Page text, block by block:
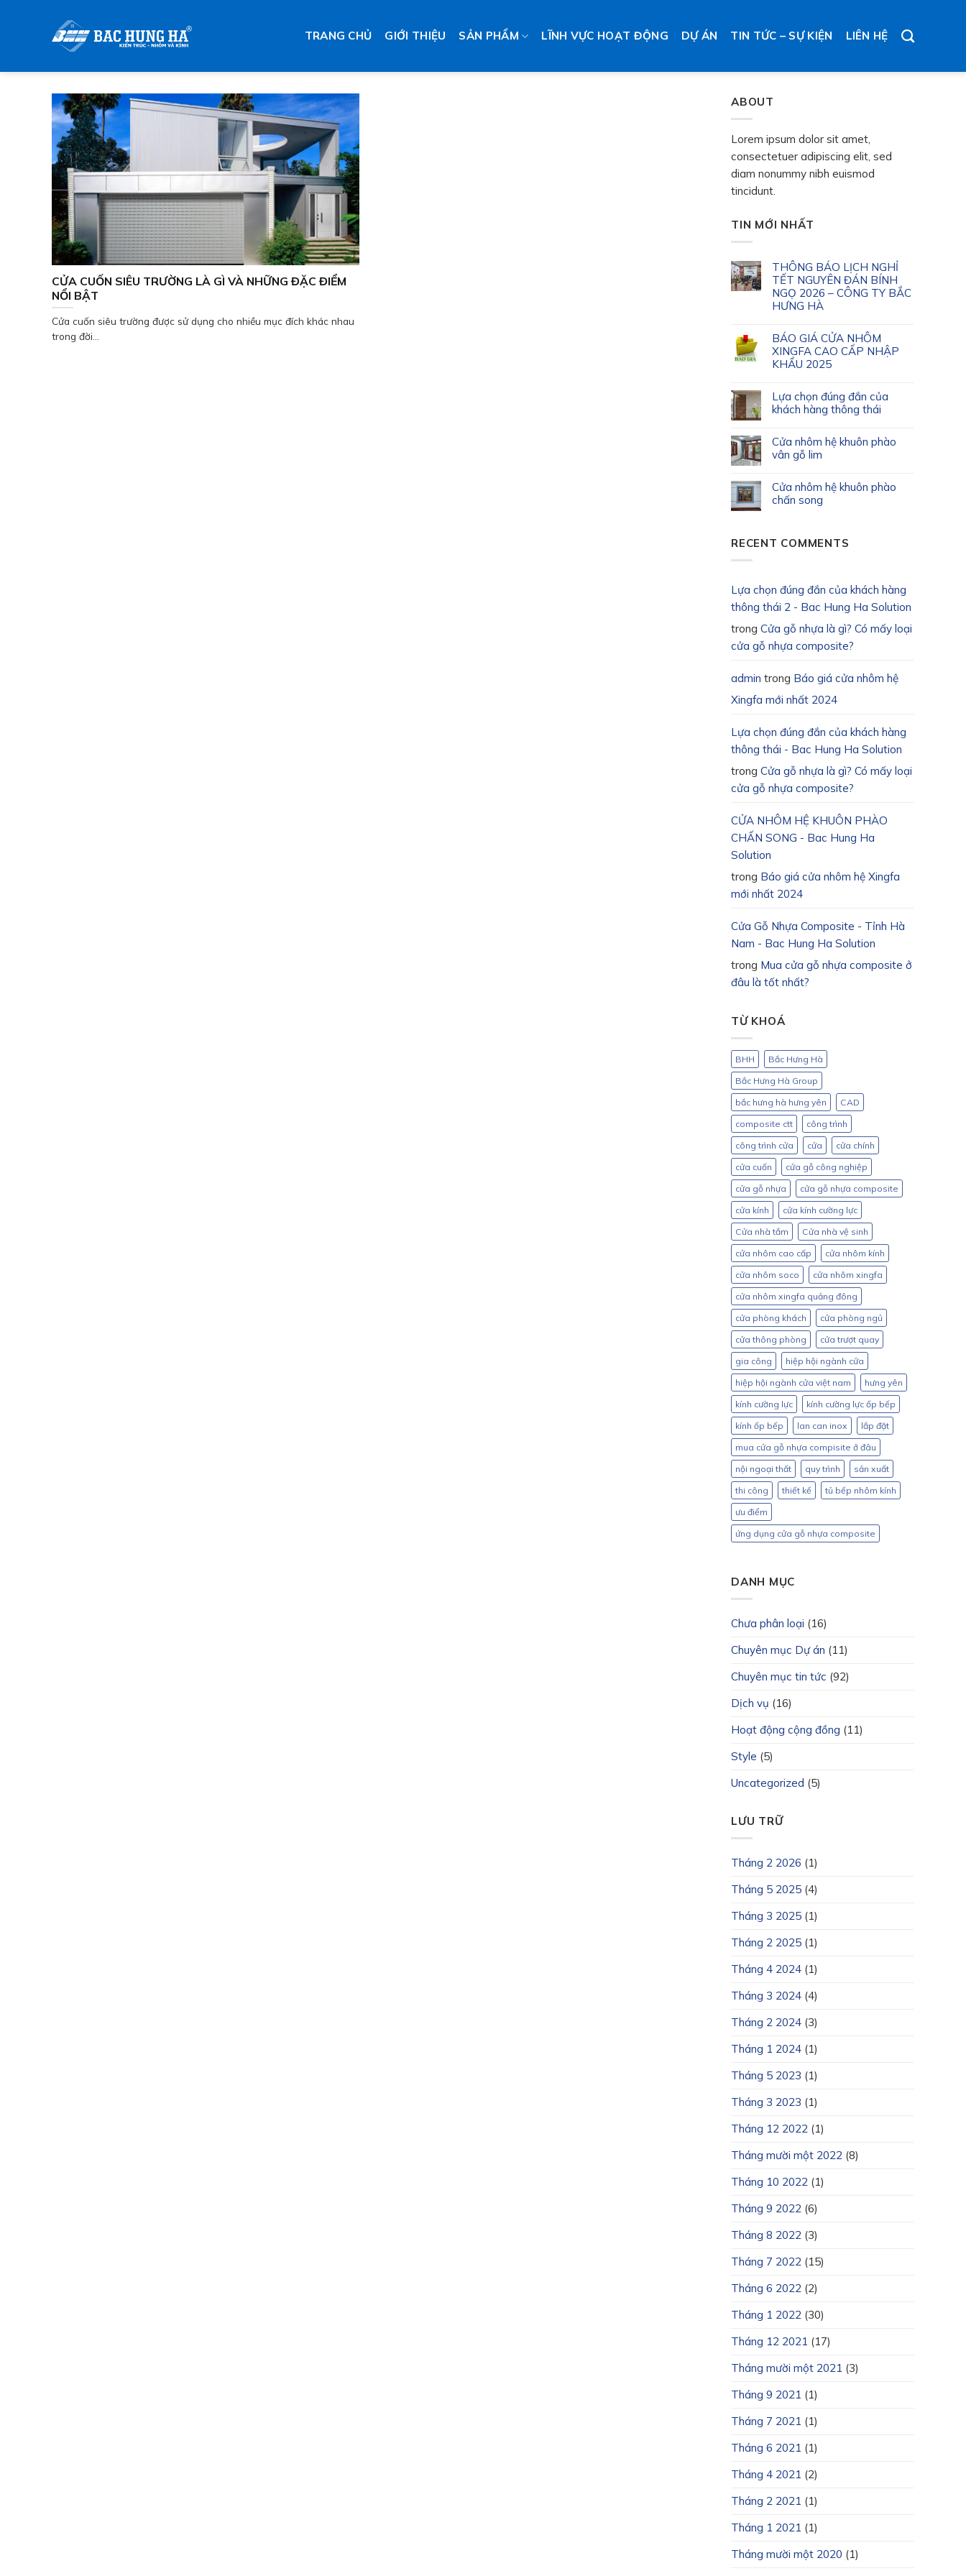
TRANG CHỦ GIỚI THIỆU SẢN PHẨM LĨNH VỰC HOẠT ĐỘNG DỰ ÁN TIN TỨC – SỰ KIỆN LIÊN HỆ
CỬA CUỐN SIÊU TRƯỜNG LÀ GÌ VÀ NHỮNG ĐẶC ĐIỂM
NỔI BẬT
Cửa cuốn siêu trường được sử dụng cho nhiều mục đích khác nhau
trong đời...
ABOUT
Lorem ipsum dolor sit amet,
consectetuer adipiscing elit, sed
diam nonummy nibh euismod
tincidunt.
TIN MỚI NHẤT
THÔNG BÁO LỊCH NGHỈ
TẾT NGUYÊN ĐÁN BÍNH
NGỌ 2026 – CÔNG TY BẮC
HƯNG HÀ
BÁO GIÁ CỬA NHÔM
XINGFA CAO CẤP NHẬP
KHẨU 2025
Lựa chọn đúng đắn của
khách hàng thông thái
Cửa nhôm hệ khuôn phào
vân gỗ lim
Cửa nhôm hệ khuôn phào
chấn song
RECENT COMMENTS
Lựa chọn đúng đắn của khách hàng
thông thái 2 - Bac Hung Ha Solution
trong Cửa gỗ nhựa là gì? Có mấy loại
cửa gỗ nhựa composite?
admin trong Báo giá cửa nhôm hệ
Xingfa mới nhất 2024
Lựa chọn đúng đắn của khách hàng
thông thái - Bac Hung Ha Solution
trong Cửa gỗ nhựa là gì? Có mấy loại
cửa gỗ nhựa composite?
CỬA NHÔM HỆ KHUÔN PHÀO
CHẤN SONG - Bac Hung Ha
Solution
trong Báo giá cửa nhôm hệ Xingfa
mới nhất 2024
Cửa Gỗ Nhựa Composite - Tỉnh Hà
Nam - Bac Hung Ha Solution
trong Mua cửa gỗ nhựa composite ở
đâu là tốt nhất?
TỪ KHOÁ
BHH
Bắc Hưng Hà
Bắc Hưng Hà Group
bắc hưng hà hưng yên
CAD
composite ctt
công trình
công trình cửa
cửa
cửa chính
cửa cuốn
cửa gỗ công nghiệp
cửa gỗ nhựa
cửa gỗ nhựa composite
cửa kính
cửa kính cường lực
Cửa nhà tắm
Cửa nhà vệ sinh
cửa nhôm cao cấp
cửa nhôm kính
cửa nhôm soco
cửa nhôm xingfa
cửa nhôm xingfa quảng đông
cửa phòng khách
cửa phòng ngủ
cửa thông phòng
cửa trượt quay
gia công
hiệp hội ngành cửa
hiệp hội ngành cửa việt nam
hưng yên
kính cường lực
kính cường lực ốp bếp
kính ốp bếp
lan can inox
lắp đặt
mua cửa gỗ nhựa compisite ở đâu
nội ngoại thất
quy trình
sản xuất
thi công
thiết kế
tủ bếp nhôm kính
ưu điểm
ứng dụng cửa gỗ nhựa composite
DANH MỤC
Chưa phân loại (16)
Chuyên mục Dự án (11)
Chuyên mục tin tức (92)
Dịch vụ (16)
Hoạt động cộng đồng (11)
Style (5)
Uncategorized (5)
LƯU TRỮ
Tháng 2 2026 (1)
Tháng 5 2025 (4)
Tháng 3 2025 (1)
Tháng 2 2025 (1)
Tháng 4 2024 (1)
Tháng 3 2024 (4)
Tháng 2 2024 (3)
Tháng 1 2024 (1)
Tháng 5 2023 (1)
Tháng 3 2023 (1)
Tháng 12 2022 (1)
Tháng mười một 2022 (8)
Tháng 10 2022 (1)
Tháng 9 2022 (6)
Tháng 8 2022 (3)
Tháng 7 2022 (15)
Tháng 6 2022 (2)
Tháng 1 2022 (30)
Tháng 12 2021 (17)
Tháng mười một 2021 (3)
Tháng 9 2021 (1)
Tháng 7 2021 (1)
Tháng 6 2021 (1)
Tháng 4 2021 (2)
Tháng 2 2021 (1)
Tháng 1 2021 (1)
Tháng mười một 2020 (1)